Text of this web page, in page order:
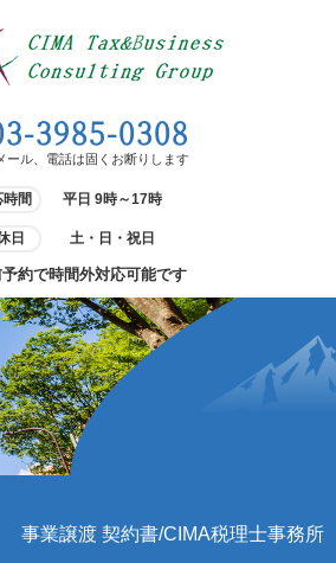
3985-0308
ール、電話は固くお断りします
時間 平日 9時～17時
日 土・日・祝日
約で時間外対応可能です
事業譲渡 契約書/CIMA税理士事務所